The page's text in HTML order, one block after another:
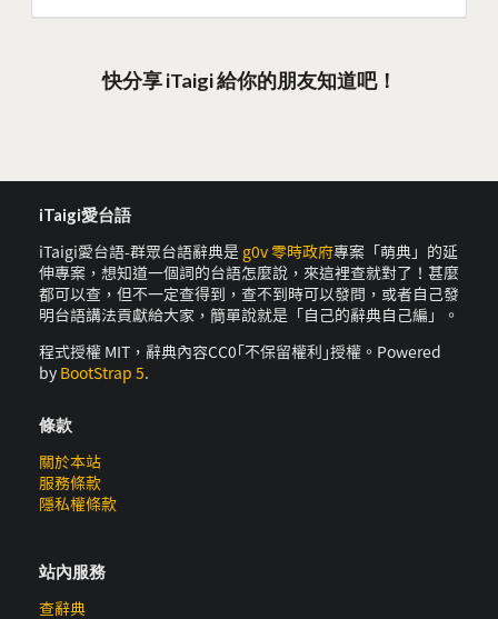
快分享 iTaigi 給你的朋友知道吧！
iTaigi愛台語
iTaigi愛台語-群眾台語辭典是 g0v 零時政府專案「萌典」的延
伸專案，想知道一個詞的台語怎麼說，來這裡查就對了！甚麼
都可以查，但不一定查得到，查不到時可以發問，或者自己發
明台語講法貢獻給大家，簡單說就是「自己的辭典自己編」。
程式授權 MIT，辭典內容CC0｢不保留權利｣授權。Powered
by BootStrap 5.
條款
關於本站
服務條款
隱私權條款
站內服務
查辭典